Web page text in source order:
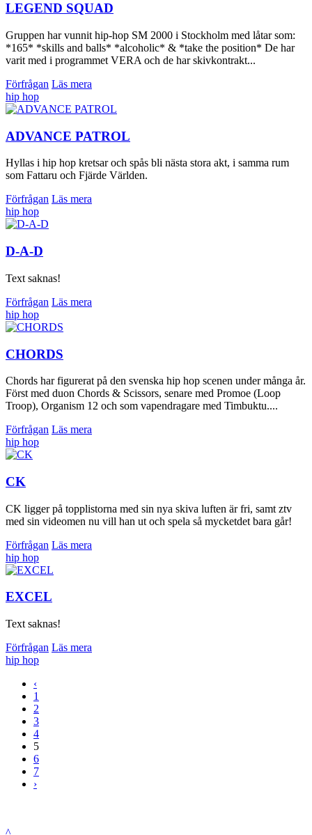
LEGEND SQUAD
Gruppen har vunnit hip-hop SM 2000 i Stockholm med låtar som:
*165* *skills and balls* *alcoholic* & *take the position* De har
varit med i programmet VERA och de har skivkontrakt...
Förfrågan Läs mera
hip hop
ADVANCE PATROL
Hyllas i hip hop kretsar och spås bli nästa stora akt, i samma rum
som Fattaru och Fjärde Världen.
Förfrågan Läs mera
hip hop
D-A-D
Text saknas!
Förfrågan Läs mera
hip hop
CHORDS
Chords har figurerat på den svenska hip hop scenen under många år.
Först med duon Chords & Scissors, senare med Promoe (Loop
Troop), Organism 12 och som vapendragare med Timbuktu....
Förfrågan Läs mera
hip hop
CK
CK ligger på topplistorna med sin nya skiva luften är fri, samt ztv
med sin videomen nu vill han ut och spela så mycketdet bara går!
Förfrågan Läs mera
hip hop
EXCEL
Text saknas!
Förfrågan Läs mera
hip hop
‹
1
2
3
4
5
6
7
›
^